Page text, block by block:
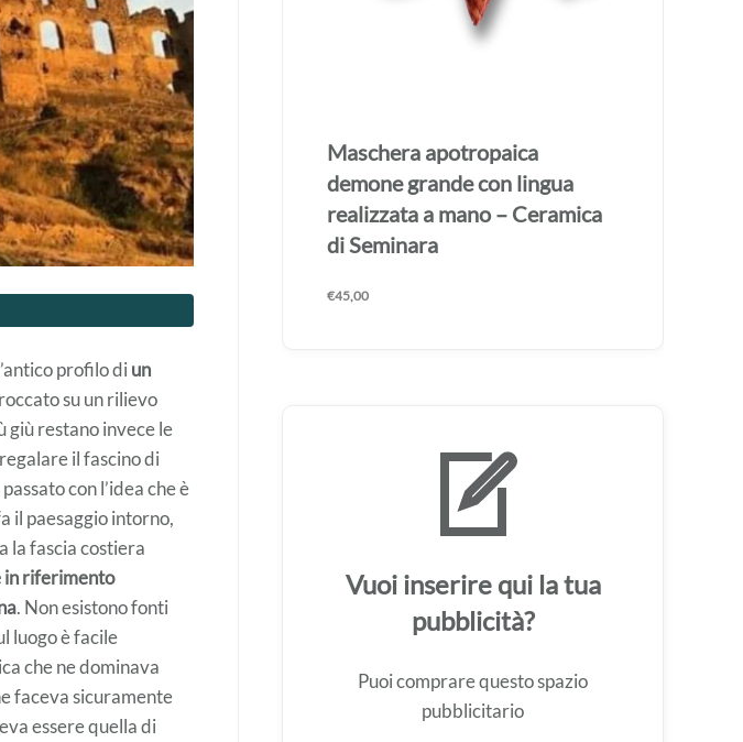
profilo di un
su un rilievo
giù restano invece le
il fascino di
con l’idea che è
il paesaggio intorno,
la fascia costiera
in riferimento
. Non esistono fonti
luogo è facile
che ne dominava
faceva sicuramente
essere quella di
Maschera apotropaica
demone grande con lingua
realizzata a mano – Ceramica
di Seminara
€45,00
Vuoi inserire qui la tua
pubblicità?
Puoi comprare questo spazio
pubblicitario